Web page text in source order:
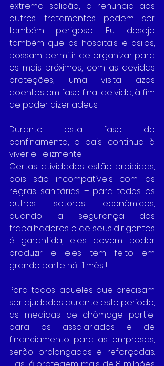
extrema solidão, a renuncia aos
outros tratamentos podem ser
também perigoso. Eu desejo
também que os hospitais e asilos,
possam permitir de organizar para
os mais próximos, com as devidas
proteções, uma visita azos
doentes em fase final de vida, à fim
de poder dizer adeus.
Durante esta fase de
confinamento, o pais continua à
viver e Felizmente !
Certas atividades estão proibidas,
pois são incompatíveis com as
regras sanitárias – para todos os
outros setores econômicos,
quando a segurança dos
trabalhadores e de seus dirigentes
é garantida, eles devem poder
produzir e eles tem feito em
grande parte há  1 mês !
Para todos aqueles que precisam
ser ajudados durante este período,
as medidas de chômage partiel
para os assalariados e de
financiamento para as empresas,
serão prolongadas e reforçadas.